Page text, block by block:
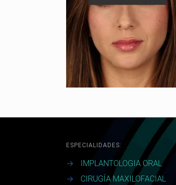
ESPECIALIDADES:
→
IMPLANTOLOGIA ORAL
→
CIRUGÍA MAXILOFACIAL